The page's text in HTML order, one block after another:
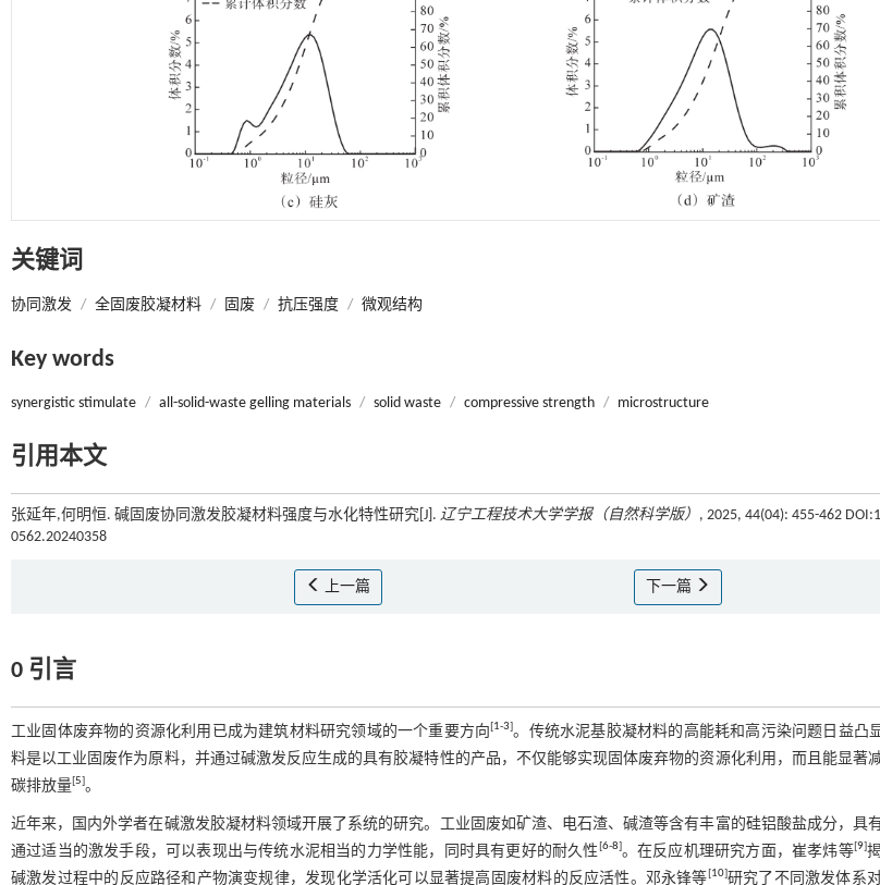
关键词
协同激发 / 全固废胶凝材料 / 固废 / 抗压强度 / 微观结构
Key words
synergistic stimulate / all-solid-waste gelling materials / solid waste / compressive strength / microstructure
引用本文
张延年,何明恒. 碱固废协同激发胶凝材料强度与水化特性研究[J]. 辽宁工程技术大学学报（自然科学版） , 2025, 44(04): 455-462
0562.20240358
上一篇 下一篇
0 引言
工业固体废弃物的资源化利用已成为建筑材料研究领域的一个重要方向[1-3]。传统水泥基胶凝材料的高能耗和高污染问题日益凸
料是以工业固废作为原料，并通过碱激发反应生成的具有胶凝特性的产品，不仅能够实现固体废弃物的资源化利用，而且能显著
碳排放量[5]。
近年来，国内外学者在碱激发胶凝材料领域开展了系统的研究。工业固废如矿渣、电石渣、碱渣等含有丰富的硅铝酸盐成分，具
通过适当的激发手段，可以表现出与传统水泥相当的力学性能，同时具有更好的耐久性 [6-8]。在反应机理研究方面，崔孝炜等[9]
碱激发过程中的反应路径和产物演变规律，发现化学活化可以显著提高固废材料的反应活性。邓永锋等[10]研究了不同激发体系